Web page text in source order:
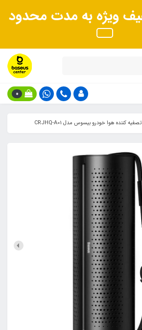
0
تصفیه کننده هوا خودرو بیسوس مدل CRJHQ-A01